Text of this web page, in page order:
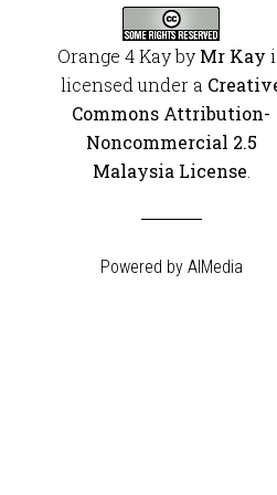
Orange 4 Kayby Mr Kay
licensed under a
Commons Attribution-
Noncommercial 2.5
Malaysia License
Powered by AIMedia